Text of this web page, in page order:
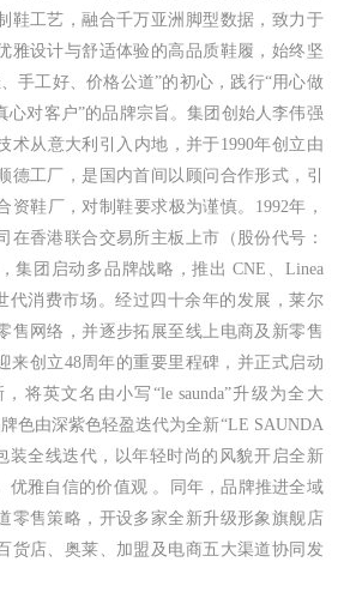
鞋工艺，融合千万亚洲脚型数据，致力于
雅设计与舒适体验的高品质鞋履，始终坚
手工好、价格公道”的初心，践行“用心做
心对客户”的品牌宗旨。集团创始人李伟强
术从意大利引入内地，并于1990年创立由
德工厂，是国内首间以顾问合作形式，引
资鞋厂，对制鞋要求极为谨慎。1992年，
在香港联合交易所主板上市（股份代号：
集团启动多品牌战略，推出 CNE、Linea
代消费市场。经过四十余年的发展，莱尔
售网络，并逐步拓展至线上电商及新零售
来创立48周年的重要里程碑，并正式启动
将英文名由小写“le saunda”升级为全大
色由深紫色轻盈迭代为全新“LE SAUNDA
装全线迭代，以年轻时尚的风貌开启全新
优雅自信的价值观 。同年，品牌推进全域
零售策略，开设多家全新升级形象旗舰店
货店、奥莱、加盟及电商五大渠道协同发